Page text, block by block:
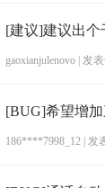
[建议]建议出个
gaoxianjulenovo 发
[BUG]希望增
186****7998_12 发